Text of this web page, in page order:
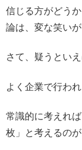
信じる方がどう
論は、変な笑いが
さて、疑うとい
よく企業で行わ
常識的に考えれ
枚」と考えるの